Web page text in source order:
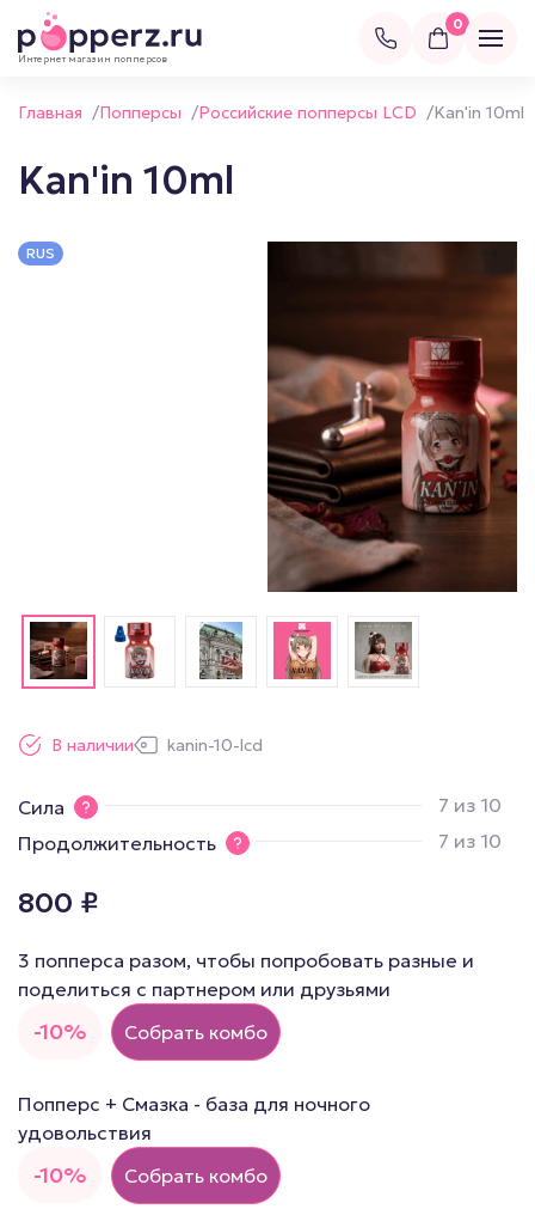
Интернет магазин попперсов
0
Главная /Попперсы /Российские попперсы LCD /Kan'in 10ml
Kan'in 10ml
RUS
В наличии kanin-10-lcd
Сила
7 из 10
Продолжительность
7 из 10
800 ₽
-10%
3 попперса разом, чтобы попробовать разные и
поделиться с партнером или друзьями
Собрать комбо
-10%
Попперс + Смазка - база для ночного
удовольствия
Собрать комбо